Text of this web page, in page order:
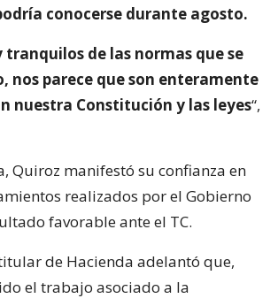
conocerse durante agosto.
tranquilos de las normas que se
nos parece que son enteramente
nuestra Constitución y las leyes“,
Quiroz manifestó su confianza en
realizados por el Gobierno
favorable ante el TC.
de Hacienda adelantó que,
el trabajo asociado a la